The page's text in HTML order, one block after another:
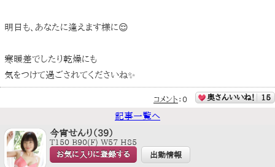
明日も、あなたに逢えます様に😌
寒暖差でしたり乾燥にも
気をつけて過ごされてくださいね✨
コメント ： 0 奥さんいいね！ 15
記事一覧へ
今宵せんり（39）
T150 B90(F) W57 H85
お気に入りに登録する 出勤情報